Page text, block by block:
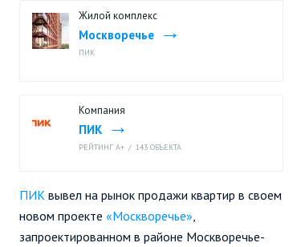
Жилой комплекс
Москворечье
ПИК
Компания
ПИК
РЕЙТИНГ A+ / 143 ОБЪЕКТА
ПИК вывел на рынок продажи квартир в своем
новом проекте «Москворечье»,
запроектированном в районе Москворечье-